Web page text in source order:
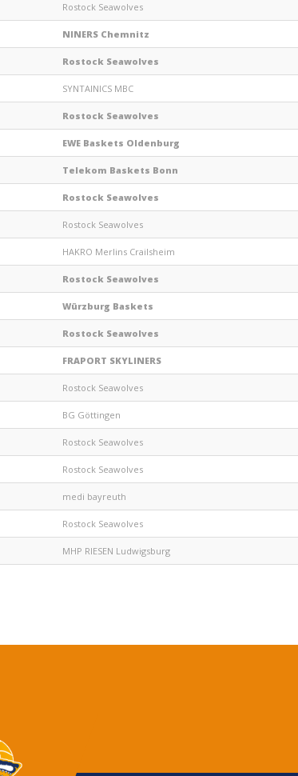
Rostock Seawolves
NINERS Chemnitz
Rostock Seawolves
SYNTAINICS MBC
Rostock Seawolves
EWE Baskets Oldenburg
Telekom Baskets Bonn
Rostock Seawolves
Rostock Seawolves
HAKRO Merlins Crailsheim
Rostock Seawolves
Würzburg Baskets
Rostock Seawolves
FRAPORT SKYLINERS
Rostock Seawolves
BG Göttingen
Rostock Seawolves
Rostock Seawolves
medi bayreuth
Rostock Seawolves
MHP RIESEN Ludwigsburg